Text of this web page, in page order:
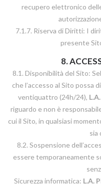
recupero elettronico
7.1.7. Riserva di Diritti: I
presente
8.
8.1. Disponibilità del Sito:
che l’accesso al Sito possa
ventiquattro (24h/24),
riguardo e non è
cui il Sito, in qualsiasi
sia
8.2. Sospensione
essere temporaneamente
Sicurezza informatica: L.A.